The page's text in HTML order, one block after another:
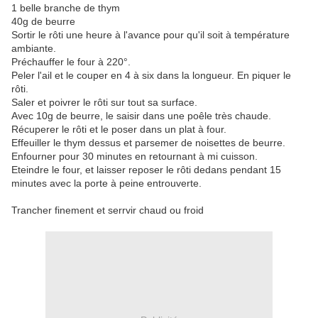
1 belle branche de thym
40g de beurre
Sortir le rôti une heure à l'avance pour qu'il soit à température
ambiante.
Préchauffer le four à 220°.
Peler l'ail et le couper en 4 à six dans la longueur. En piquer le
rôti.
Saler et poivrer le rôti sur tout sa surface.
Avec 10g de beurre, le saisir dans une poêle très chaude.
Récuperer le rôti et le poser dans un plat à four.
Effeuiller le thym dessus et parsemer de noisettes de beurre.
Enfourner pour 30 minutes en retournant à mi cuisson.
Eteindre le four, et laisser reposer le rôti dedans pendant 15
minutes avec la porte à peine entrouverte.
Trancher finement et serrvir chaud ou froid